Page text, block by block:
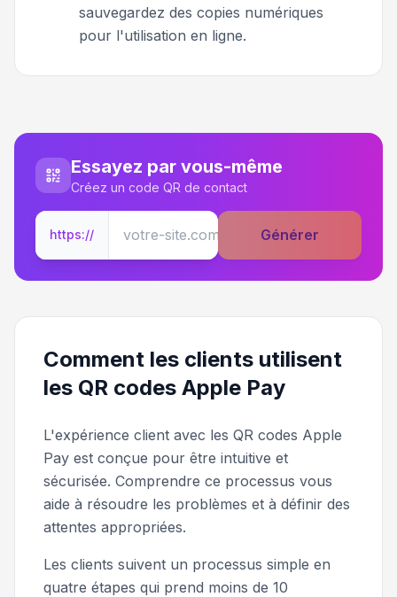
sauvegardez des copies numériques
pour l'utilisation en ligne.
Essayez par vous-même
Créez un code QR de contact
https:// Générer
Comment les clients utilisent
les QR codes Apple Pay
L'expérience client avec les QR codes Apple
Pay est conçue pour être intuitive et
sécurisée. Comprendre ce processus vous
aide à résoudre les problèmes et à définir des
attentes appropriées.
Les clients suivent un processus simple en
quatre étapes qui prend moins de 10